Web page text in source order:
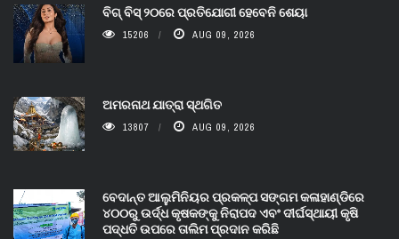
ବିଗ୍ ବିସ୍ ୨୦ରେ ପ୍ରତିଯୋଗୀ ହେବେନି ଶେୟା
15206 AUG 09, 2026
ଅମରନାଥ ଯାତ୍ରା ସ୍ଥଗିତ
13807 AUG 09, 2026
ବେଦାନ୍ତ ଆଲୁମିନିୟର ପ୍ରକଳ୍ପ ସଙ୍ଗମ କଳାହାଣ୍ଡିରେ
୪୦୦ରୁ ଉର୍ଦ୍ଧ କୃଷକଙ୍କୁ ନିରାପଦ ଏବଂ ଦୀର୍ଘସ୍ଥାୟୀ କୃଷି
ପଦ୍ଧତି ଉପରେ ତାଲିମ ପ୍ରଦାନ କରିଛି